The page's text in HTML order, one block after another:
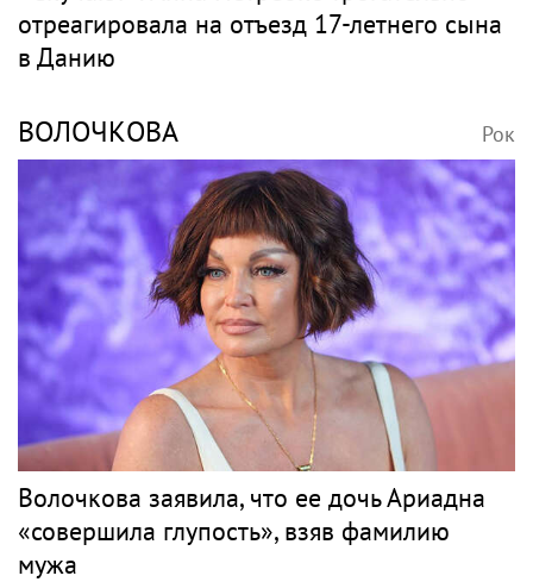
отреагировала на отъезд 17-летнего сына
в Данию
ВОЛОЧКОВА Рок
Волочкова заявила, что ее дочь Ариадна
«совершила глупость», взяв фамилию
мужа